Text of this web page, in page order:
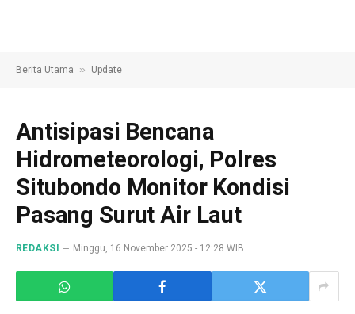
Berita Utama » Update
Antisipasi Bencana
Hidrometeorologi, Polres
Situbondo Monitor Kondisi
Pasang Surut Air Laut
REDAKSI Minggu, 16 November 2025 - 12:28 WIB